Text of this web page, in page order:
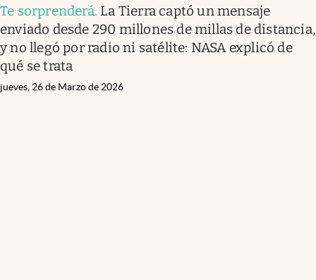
Te sorprenderá. La Tierra captó un mensaje
enviado desde 290 millones de millas de distancia,
y no llegó por radio ni satélite: NASA explicó de
qué se trata
jueves, 26 de Marzo de 2026